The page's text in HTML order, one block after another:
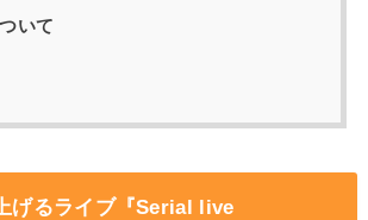
いて
げるライブ『Serial live